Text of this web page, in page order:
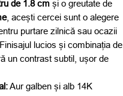
de 1.8 cm și o greutate de
, acești cercei sunt o alegere
purtare zilnică sau ocazii
lucios și combinația de
un contrast subtil, ușor de
Aur galben și alb 14K